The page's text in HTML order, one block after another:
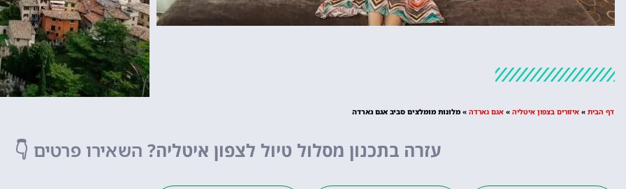
מלונות
מומלץ?
פארק שעשועים
לחצו פה!
דף הבית » איזורים בצפון איטליה » אגם גארדה » מלונות מומלצים סביב אגם גארדה
עזרה בתכנון מסלול טיול לצפון איטליה? השאירו פרטים 👇